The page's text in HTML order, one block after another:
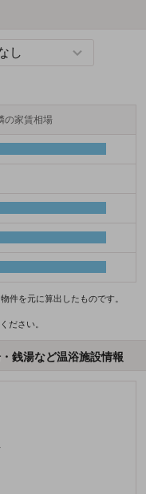
の家賃相場
件を元に算出したものです。
ださい。
銭湯など温浴施設情報